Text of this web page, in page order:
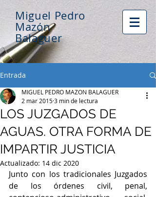
Miguel Pedro
Mazón
Balaguer
Entrada
LOS JUZGADOS DE
AGUAS. OTRA FORMA DE
IMPARTIR JUSTICIA
MIGUEL PEDRO MAZON BALAGUER
2 mar 20153 min de lectura
Actualizado: 14 dic 2020
Junto con los tradicionales Juzgados
de los órdenes civil, penal,